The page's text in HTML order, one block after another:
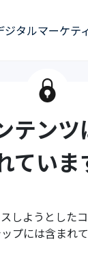
ジタルマーケテ
テンツ
ていま
しようとした
プには含まれ